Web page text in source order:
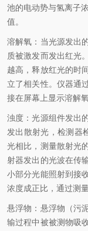
池的电动势与氢离子
值。
溶解氧：当光源发出
质被激发而发出红光
越高，释放红光的时
立了相关性。仪器通
接在屏幕上显示溶解
浊度：光源组件发出
发出散射光，检测器
光相比，测量散射光
射器发出的光波在传
小部分光能照射到接
浓度成正比，通过测
悬浮物：悬浮物（污
输过程中被被测物吸